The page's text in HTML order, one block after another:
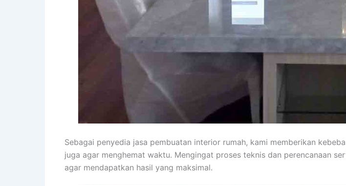
Sebagai penyedia jasa pembuatan interior rumah, kami memberikan
juga agar menghemat waktu. Mengingat proses teknis dan perencanaan
agar mendapatkan hasil yang maksimal.